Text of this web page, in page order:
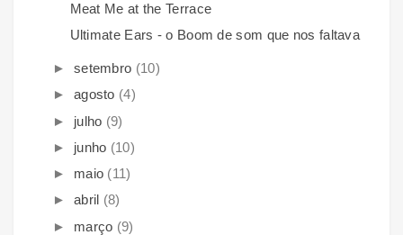
Meat Me at the Terrace
Ultimate Ears - o Boom de som que nos faltava
► setembro (10)
► agosto (4)
► julho (9)
► junho (10)
► maio (11)
► abril (8)
► março (9)